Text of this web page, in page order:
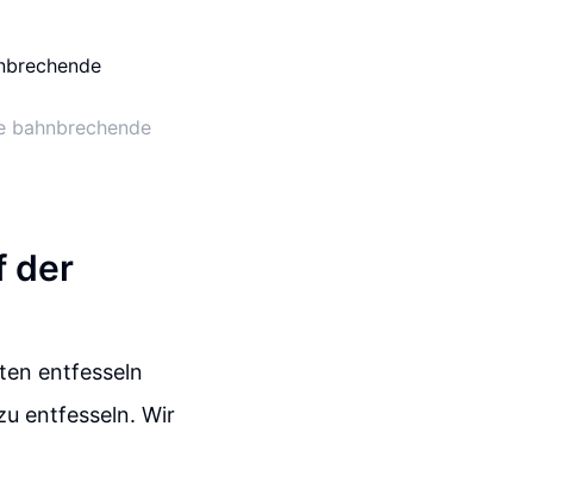
bahnbrechende
der
entfesseln
entfesseln. Wir